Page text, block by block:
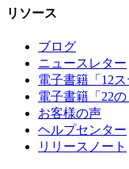
リソース
ブログ
ニュースレター
電子書籍「12
電子書籍「22
お客様の声
ヘルプセンター
リリースノート